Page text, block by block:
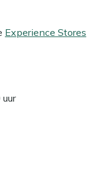
Experience Stores